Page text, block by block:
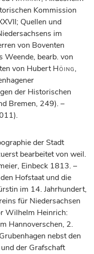
Kommission
Quellen und
im
von Boventen
Weende, bearb. von
von HubertHöing,
der Historischen
Bremen, 249). –
der Stadt
bearbeitet von weil.
Einbeck 1813. –
Hofstaat und die
im 14. Jahrhundert,
für Niedersachsen
Wilhelm Heinrich:
Hannoverschen, 2.
nebst den
der Grafschaft